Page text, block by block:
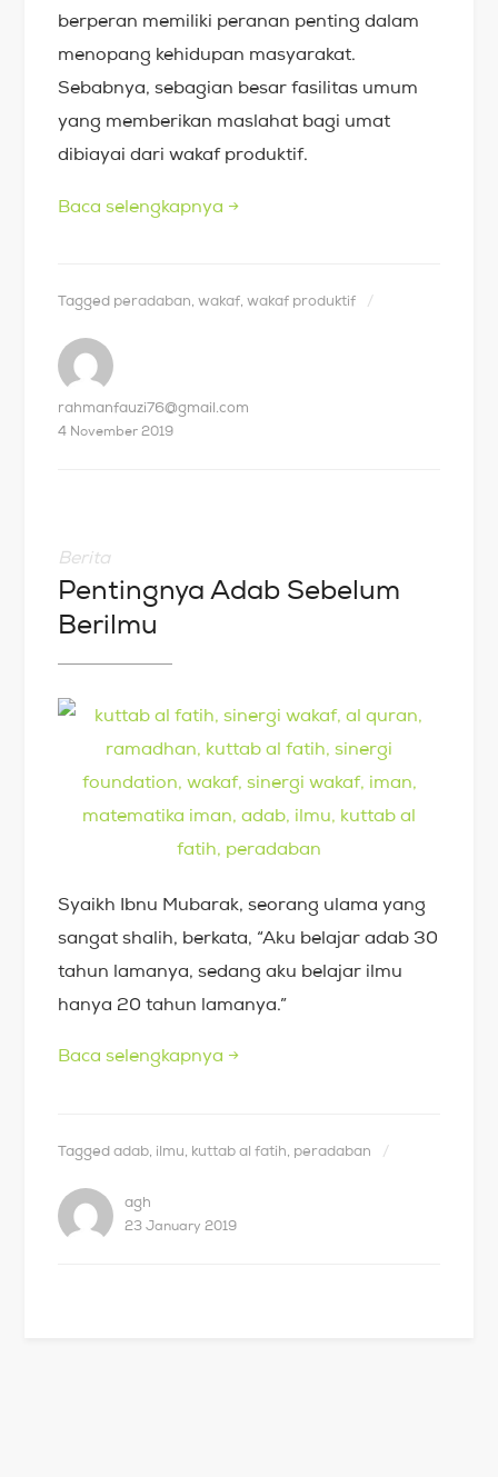
berperan memiliki peranan penting dalam
menopang kehidupan masyarakat.
Sebabnya, sebagian besar fasilitas umum
yang memberikan maslahat bagi umat
dibiayai dari wakaf produktif.
Baca selengkapnya →
Tagged peradaban,wakaf,wakaf produktif
rahmanfauzi76@gmail.com
4 November 2019
Berita
Pentingnya Adab Sebelum
Berilmu
Syaikh Ibnu Mubarak, seorang ulama yang
sangat shalih, berkata, “Aku belajar adab 30
tahun lamanya, sedang aku belajar ilmu
hanya 20 tahun lamanya.”
Baca selengkapnya →
Taggedadab ilmu kuttab al fatih peradaban
agh
23 January 2019